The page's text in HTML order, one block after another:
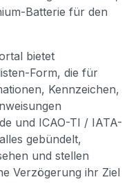
Batterie für den
bietet
Form, die für
Kennzeichen,
und ICAO-TI / IATA-
gebündelt,
und stellen
Verzögerung ihr Ziel